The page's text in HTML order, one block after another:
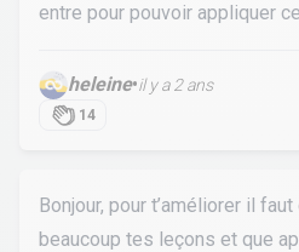
entre pour pouvoir appliquer
heleine•il y a 2 ans
14
Bonjour, pour t’améliorer il
beaucoup tes leçons et que